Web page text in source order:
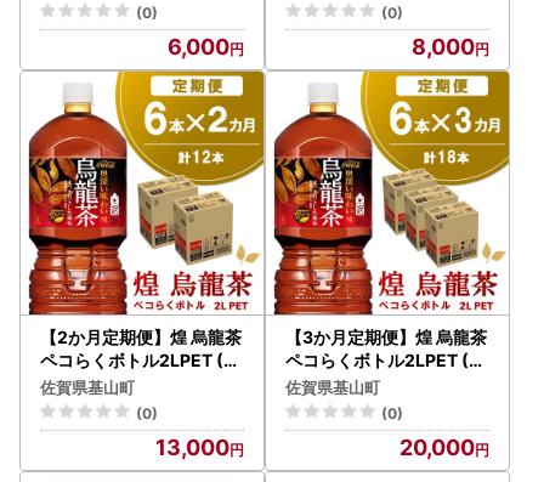
(0)
6,000
(0)
8,000
【2か月定期便】煌 烏龍茶
ペコらくボトル2LPET (6
本×2回) K090473
佐賀県基山町
(0)
13,000
【3か月定期便】煌 烏龍茶
ペコらくボトル2LPET (6
本×3回) K090474
佐賀県基山町
(0)
20,000